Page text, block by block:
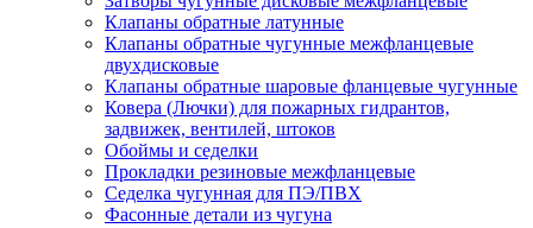
Клапаны обратные латунные
Клапаны обратные чугунные межфланцевые
двухдисковые
Клапаны обратные шаровые фланцевые чугунные
Ковера (Лючки) для пожарных гидрантов,
задвижек, вентилей, штоков
Обоймы и седелки
Прокладки резиновые межфланцевые
Седелка чугунная для ПЭ/ПВХ
Фасонные детали из чугуна